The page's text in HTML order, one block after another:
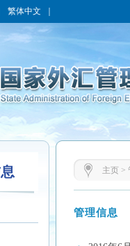
繁体中文
主页 >
管理信息